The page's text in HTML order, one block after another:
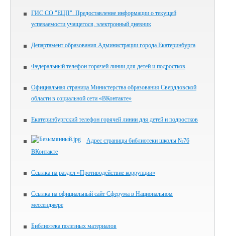
ГИС СО "ЕЦП". Предоставление информации о текущей
успеваемости учащегося, электронный дневник
Департамент образования Администрации города Екатеринбурга
Федеральный телефон горячей линии для детей и подростков
Официальная страница Министерства образования Свердловской
области в социальной сети «ВКонтакте»
Екатеринбургский телефон горячей линии для детей и подростков
Адрес страницы библиотеки школы №76
ВКонтакте
Ссылка на раздел «Противодействие коррупции»
Ссылка на официальный сайт Сферума в Национальном
мессенджере
Библиотека полезных материалов